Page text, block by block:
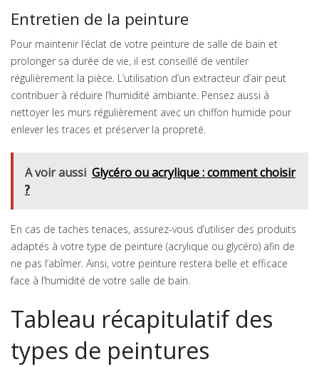
Entretien de la peinture
Pour maintenir l’éclat de votre peinture de salle de bain et
prolonger sa durée de vie, il est conseillé de ventiler
régulièrement la pièce. L’utilisation d’un extracteur d’air peut
contribuer à réduire l’humidité ambiante. Pensez aussi à
nettoyer les murs régulièrement avec un chiffon humide pour
enlever les traces et préserver la propreté.
A voir aussi Glycéro ou acrylique : comment choisir
?
En cas de taches tenaces, assurez-vous d’utiliser des produits
adaptés à votre type de peinture (acrylique ou glycéro) afin de
ne pas l’abîmer. Ainsi, votre peinture restera belle et efficace
face à l’humidité de votre salle de bain.
Tableau récapitulatif des
types de peintures